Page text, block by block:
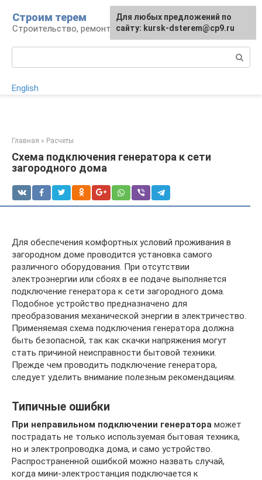
контенту
Строим терем
Строительство, ремонт, ландшафт
English
Главная » Расчеты
Схема подключения генератора к сети
загородного дома
Для обеспечения комфортных условий проживания в
загородном доме проводится установка самого
различного оборудования. При отсутствии
электроэнергии или сбоях в ее подаче выполняется
подключение генератора к сети загородного дома.
Подобное устройство предназначено для
преобразования механической энергии в электричество.
Применяемая схема подключения генератора должна
быть безопасной, так как скачки напряжения могут
стать причиной неисправности бытовой техники.
Прежде чем проводить подключение генератора,
следует уделить внимание полезным рекомендациям.
Типичные ошибки
При неправильном подключении генератора может
пострадать не только используемая бытовая техника,
но и электропроводка дома, и само устройство.
Распространенной ошибкой можно назвать случай,
когда мини-электростанция подключается к
Для любых предложений по
сайту: kursk-dsterem@cp9.ru